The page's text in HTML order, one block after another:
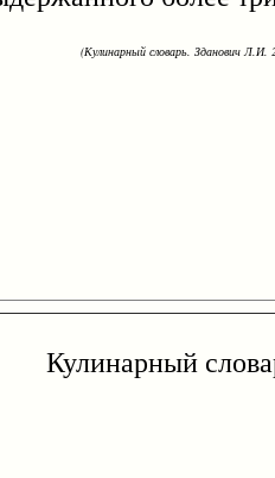
(Кулинарный словарь. Зданович Л.И.
Кулинарный